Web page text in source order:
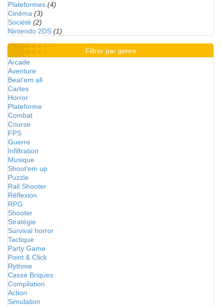
Plateformes (4)
Cinéma (3)
Société (2)
Nintendo 2DS (1)
Filtrer par genre
Arcade
Aventure
Beat'em all
Cartes
Horror
Plateforme
Combat
Course
FPS
Guerre
Infiltration
Musique
Shoot'em up
Puzzle
Rail Shooter
Réflexion
RPG
Shooter
Stratégie
Survival horror
Tactique
Party Game
Point & Click
Rythme
Casse Briques
Compilation
Action
Simulation